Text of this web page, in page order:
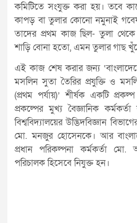
কমিটিতে সংযুক্ত করা হয়। তবে
কাপড় বা তুলার কোনো নমুনাই
তাদের প্রথম কাজ ছিল- তুলা
শাড়ি বোনা হতো, এমন তুলার গাছ
এই কাজ শেষ করার জন্য
মসলিন সুতা তৈরির প্রযুক্তি ও
(প্রথম পর্যায়)’ শীর্ষক একটি
প্রকল্পের মুখ্য বৈজ্ঞানিক
বিশ্ববিদ্যালয়ের উদ্ভিদবিজ্ঞান
মো. মনজুর হোসেনকে। আর
প্রধান পরিকল্পনা কর্মকর্তা
পরিচালক হিসেবে নিযুক্ত হন।